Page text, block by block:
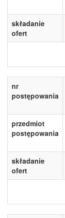
składanie
ofert
nr
postępowania
przedmiot
postępowania
składanie
ofert